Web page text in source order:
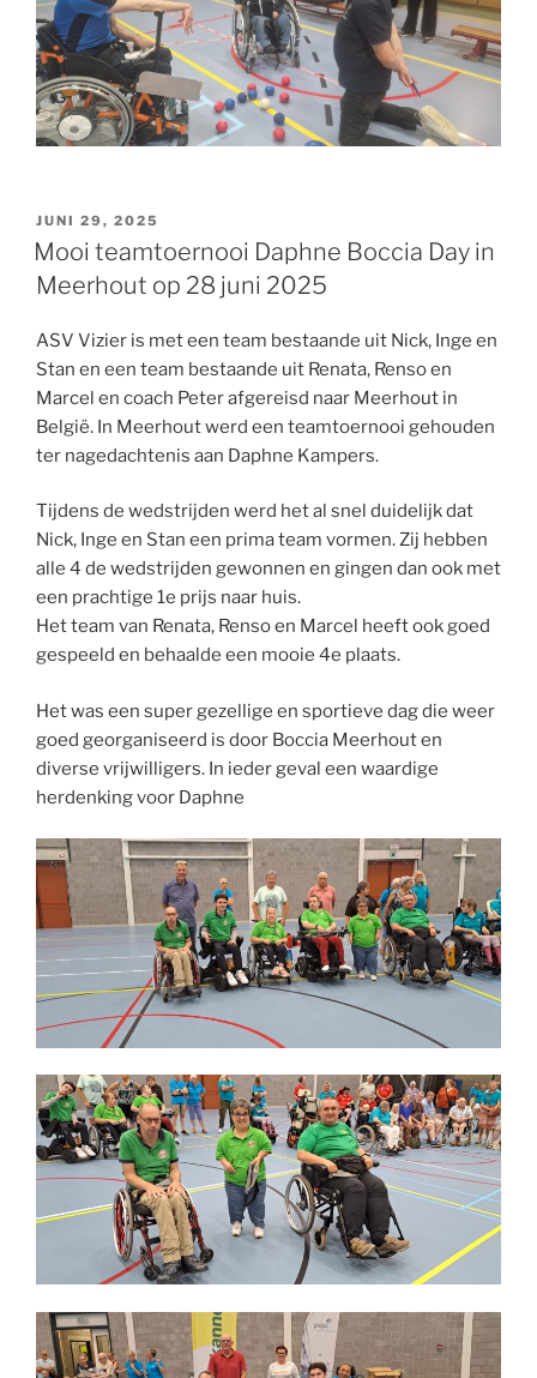
GEPLAATST
OP
JUNI 29, 2025
Mooi teamtoernooi Daphne Boccia Day in
Meerhout op 28 juni 2025
ASV Vizier is met een team bestaande uit Nick, Inge en
Stan en een team bestaande uit Renata, Renso en
Marcel en coach Peter afgereisd naar Meerhout in
België. In Meerhout werd een teamtoernooi gehouden
ter nagedachtenis aan Daphne Kampers.
Tijdens de wedstrijden werd het al snel duidelijk dat
Nick, Inge en Stan een prima team vormen. Zij hebben
alle 4 de wedstrijden gewonnen en gingen dan ook met
een prachtige 1e prijs naar huis.
Het team van Renata, Renso en Marcel heeft ook goed
gespeeld en behaalde een mooie 4e plaats.
Het was een super gezellige en sportieve dag die weer
goed georganiseerd is door Boccia Meerhout en
diverse vrijwilligers. In ieder geval een waardige
herdenking voor Daphne